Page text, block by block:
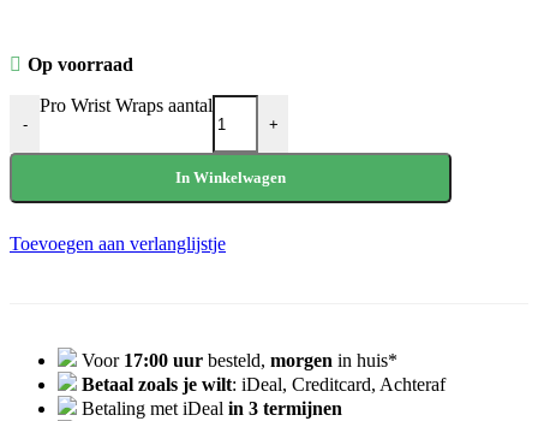
Op voorraad
-
Pro Wrist Wraps aantal
+
In Winkelwagen
Toevoegen aan verlanglijstje
Voor 17:00 uur besteld, morgen in huis*
Betaal zoals je wilt: iDeal, Creditcard, Achteraf
Betaling met iDeal in 3 termijnen